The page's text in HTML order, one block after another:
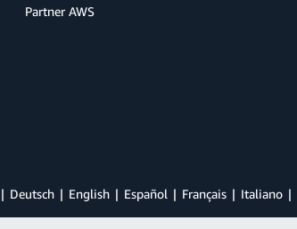
Partner AWS
Deutsch English Español Français Italiano